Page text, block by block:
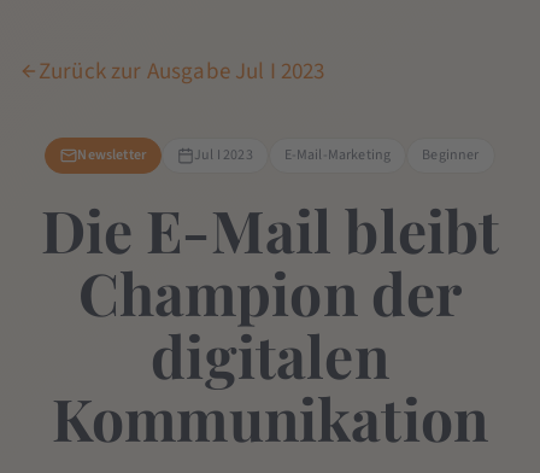
Zurück zur Ausgabe Jul I 2023
Newsletter Jul I 2023 E-Mail-Marketing Beginner
Die E-Mail bleibt
Champion der
digitalen
Kommunikation